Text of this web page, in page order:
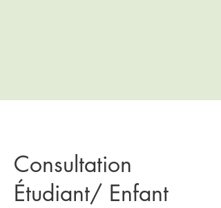
Consultation
Étudiant/ Enfant